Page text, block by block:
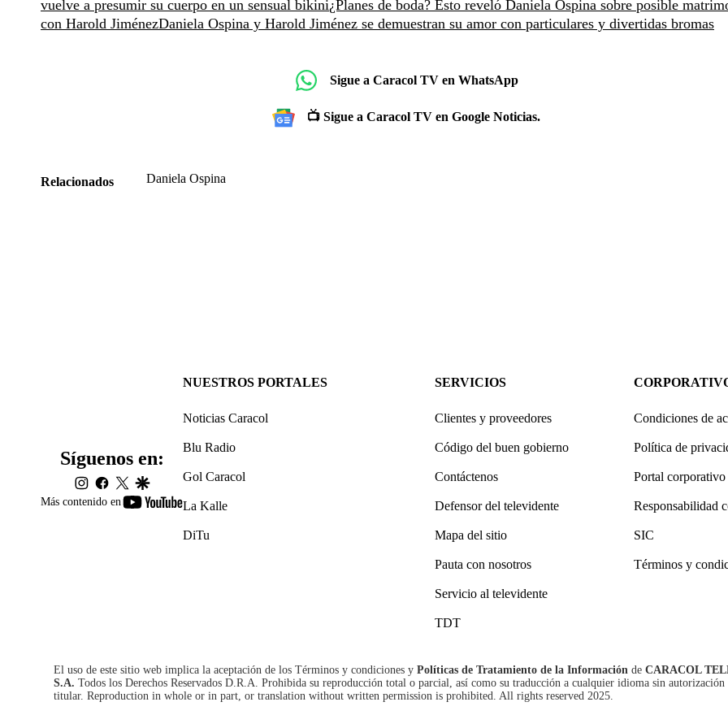
vuelve a presumir su cuerpo en un sensual bikini¿Planes de boda? Esto reveló Daniela Ospina sobre posible
con Harold JiménezDaniela Ospina y Harold Jiménez se demuestran su amor con particulares y divertidas bromas
Sigue a Caracol TV en WhatsApp
📺 Sigue a Caracol TV en Google Noticias.
Relacionados Daniela Ospina
Más contenido en
youtube-
Síguenos en:
instagram
facebook
twittergoogle
NUESTROS PORTALES
Noticias Caracol
Blu Radio
Gol Caracol
La Kalle
DiTu
SERVICIOS
Clientes y proveedores
Código del buen gobierno
Contáctenos
Defensor del televidente
Mapa del sitio
Pauta con nosotros
Servicio al televidente
TDT
Condiciones de
Política de
Portal corporativo
Responsabilidad
SIC
Términos y
El uso de este sitio web implica la aceptación de los Términos y condiciones y Políticas de Tratamiento de la Información de CARACOL
S.A. Todos los Derechos Reservados D.R.A. Prohibida su reproducción total o parcial, así como su traducción a cualquier idioma sin autorización
titular. Reproduction in whole or in part, or translation without written permission is prohibited. All rights reserved 2025.